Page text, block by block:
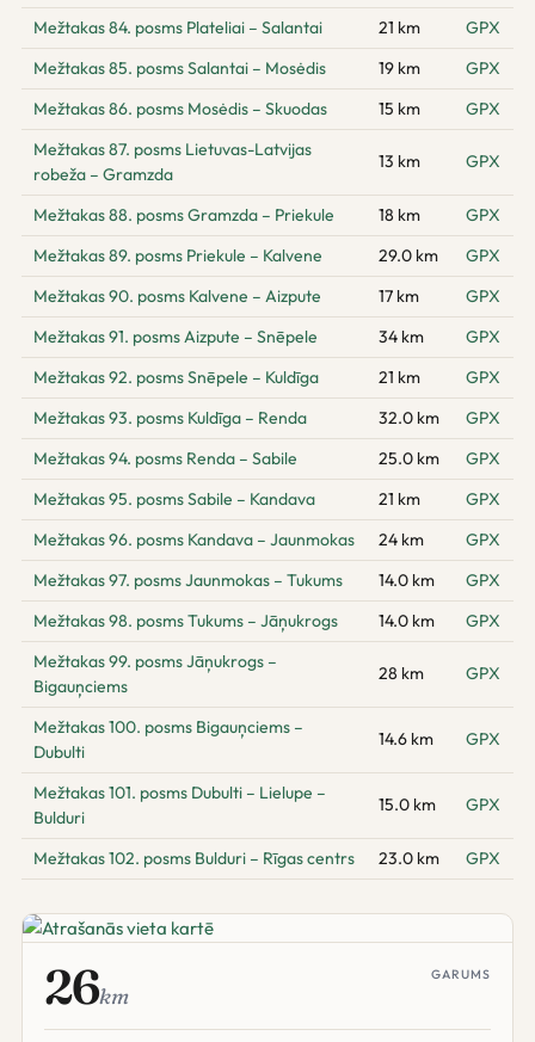
Mežtakas 84. posms Plateliai – Salantai
21 km
GPX
Mežtakas 85. posms Salantai – Mosėdis
19 km
GPX
Mežtakas 86. posms Mosėdis – Skuodas
15 km
GPX
Mežtakas 87. posms Lietuvas-Latvijas
robeža – Gramzda
13 km GPX
Mežtakas 88. posms Gramzda – Priekule 18 km
GPX
Mežtakas 89. posms Priekule – Kalvene
29.0 km
GPX
Mežtakas 90. posms Kalvene – Aizpute
17 km
GPX
Mežtakas 91. posms Aizpute – Snēpele
34 km
GPX
Mežtakas 92. posms Snēpele – Kuldīga
21 km
GPX
Mežtakas 93. posms Kuldīga – Renda
32.0 km
GPX
Mežtakas 94. posms Renda – Sabile
25.0 km
GPX
Mežtakas 95. posms Sabile – Kandava
21 km
GPX
Mežtakas 96. posms Kandava – Jaunmokas
24 km
GPX
Mežtakas 97. posms Jaunmokas – Tukums
14.0 km
GPX
Mežtakas 98. posms Tukums – Jāņukrogs
14.0 km
GPX
Mežtakas 99. posms Jāņukrogs –
Bigauņciems
28 km GPX
Mežtakas 100. posms Bigauņciems –
Dubulti
14.6 km GPX
Mežtakas 101. posms Dubulti – Lielupe –
Bulduri
15.0 km GPX
Mežtakas 102. posms Bulduri – Rīgas centrs 23.0 km GPX
26km
GARUMS